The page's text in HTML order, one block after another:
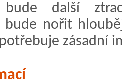
bude další
bude nořit
zásadní